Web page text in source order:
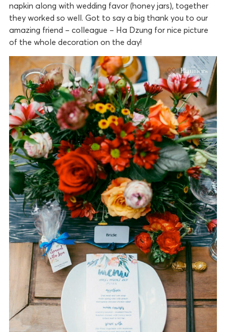
napkin along with wedding favor (honey jars), together
they worked so well. Got to say a big thank you to our
amazing friend – colleague – Ha Dzung for nice picture
of the whole decoration on the day!